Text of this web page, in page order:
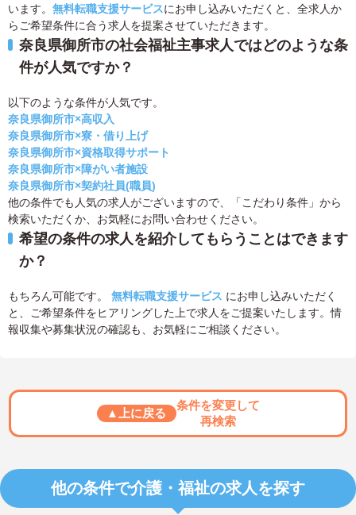
います。 無料転職支援サービスにお申し込みいただくと、全求人か
らご希望条件に合う求人を提案させていただきます。
奈良県御所市の社会福祉主事求人ではどのような条
件が人気ですか？
以下のような条件が人気です。
奈良県御所市×高収入
奈良県御所市×寮・借り上げ
奈良県御所市×資格取得サポート
奈良県御所市×障がい者施設
奈良県御所市×契約社員(職員)
他の条件でも人気の求人がございますので、「こだわり条件」から
検索いただくか、お気軽にお問い合わせください。
希望の条件の求人を紹介してもらうことはできます
か？
もちろん可能です。 無料転職支援サービス にお申し込みいただく
と、ご希望条件をヒアリングした上で求人をご提案いたします。情
報収集や募集状況の確認も、お気軽にご相談ください。
▲上に戻る
条件を変更して
再検索
他の条件で介護・福祉の求人を探す